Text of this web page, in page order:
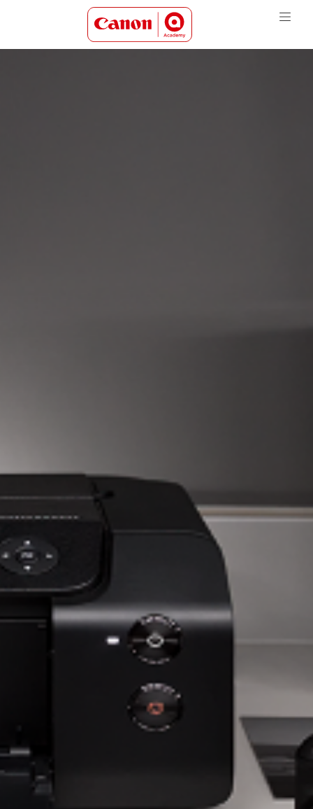
Canon Academy Logo